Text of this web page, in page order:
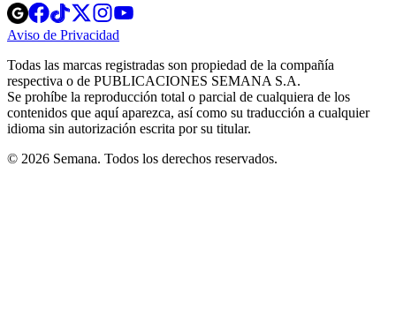
Opens
in
new
Opens
in
new
Opens
in
new
window
Opens
new
windowwindow
Aviso de Privacidad
new
window
Todas las marcas registradas son propiedad de la compañía
respectiva o de PUBLICACIONES SEMANA S.A.
Se prohíbe la reproducción total o parcial de cualquiera de los
contenidos que aquí aparezca, así como su traducción a cualquier
idioma sin autorización escrita por su titular.
© 2026 Semana. Todos los derechos reservados.